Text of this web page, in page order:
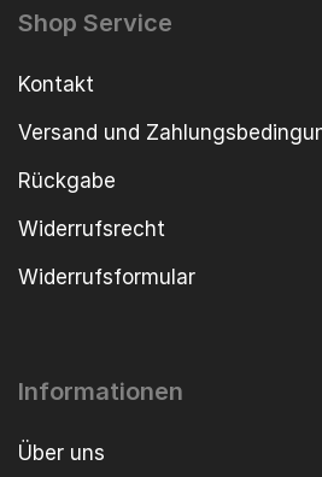
Shop Service
Kontakt
Versand und
Rückgabe
Widerrufsrecht
Widerrufsformular
Informationen
Über uns